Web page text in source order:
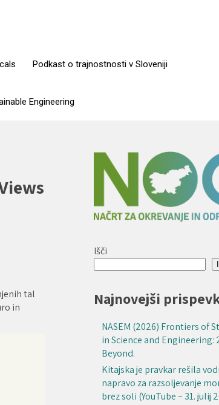
Podkast o trajnostnosti v Sloveniji
Engineering
tal
in
Išči
Najnovejši
NASEM (2026) Frontiers of
in Science and Engineering:
Beyond.
Kitajska je pravkar rešila
napravo za razsoljevanje
brez soli (YouTube – 31. julij